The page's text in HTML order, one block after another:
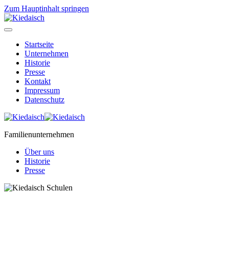
Zum Hauptinhalt springen
Startseite
Unternehmen
Historie
Presse
Kontakt
Impressum
Datenschutz
Familienunternehmen
Über uns
Historie
Presse